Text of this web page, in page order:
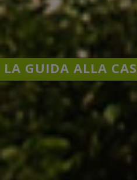
LA GUIDA ALLA